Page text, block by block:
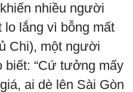
nhiều người
lo lắng vì bỗng mất
Chi), một người
biết: “Cứ tưởng mấy
ai dè lên Sài Gòn